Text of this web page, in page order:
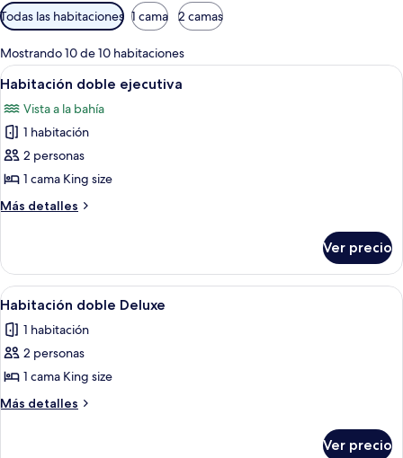
Filtros
disponibles
para
las
habitaciones
Todas las habitaciones 1 cama 2 camas
Mostrando 10 de 10 habitaciones
Abrir
todas
las
fotos
de
Habitación
doble
ejecutiva
Un dormitorio con una cama
5
Habitación doble ejecutiva
Vista a la bahía
1 habitación
2 personas
1 cama King size
Más detalles
Más
doble
ejecutiva
Ver precio
Abrir
todas
las
fotos
de
Habitación
Tabla de planchar con plancha y ropa
13
Habitación doble Deluxe
1 habitación
2 personas
1 cama King size
Más detalles
Más
Ver precio